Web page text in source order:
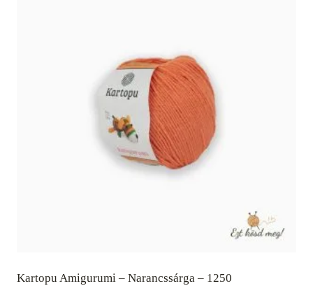
Kartopu Amigurumi – Narancssárga – 1250